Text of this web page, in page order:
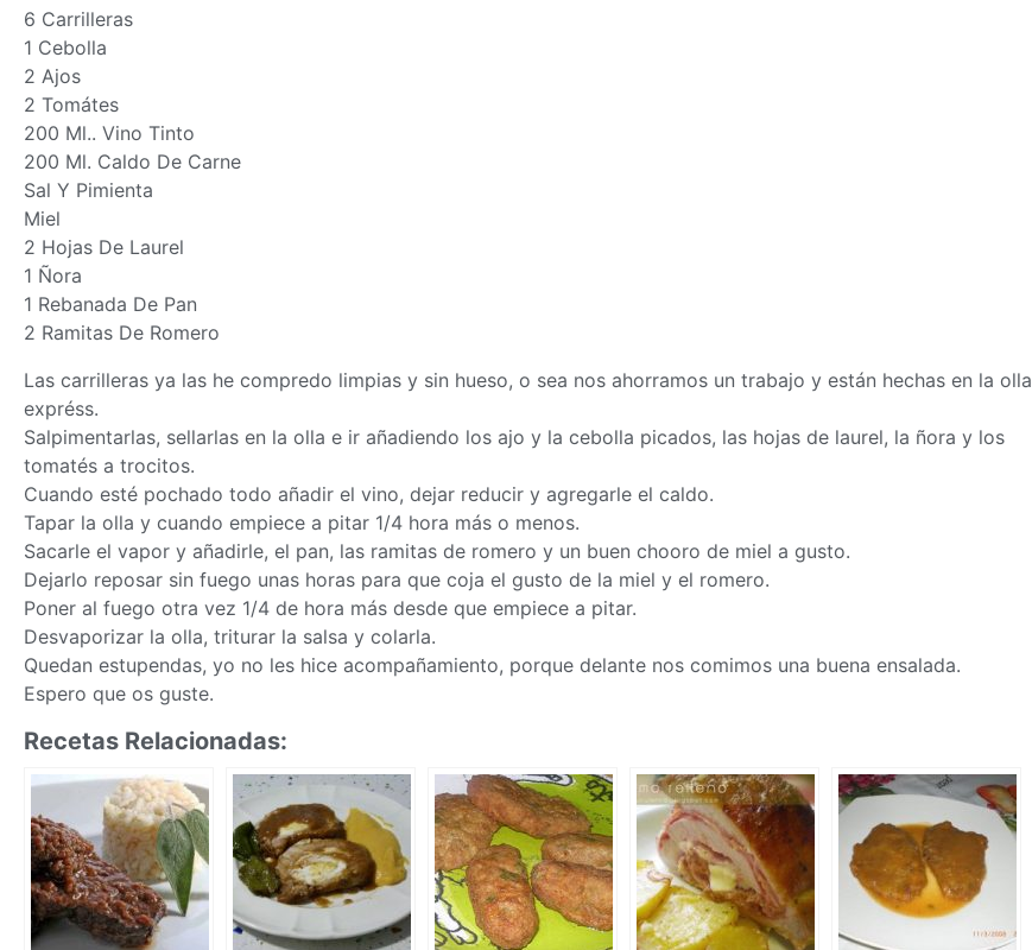
6 Carrilleras
1 Cebolla
2 Ajos
2 Tomátes
200 Ml.. Vino Tinto
200 Ml. Caldo De Carne
Sal Y Pimienta
Miel
2 Hojas De Laurel
1 Ñora
1 Rebanada De Pan
2 Ramitas De Romero
Las carrilleras ya las he compredo limpias y sin hueso, o sea nos ahorramos un trabajo y están hechas en la olla
expréss.
Salpimentarlas, sellarlas en la olla e ir añadiendo los ajo y la cebolla picados, las hojas de laurel, la ñora y los
tomatés a trocitos.
Cuando esté pochado todo añadir el vino, dejar reducir y agregarle el caldo.
Tapar la olla y cuando empiece a pitar 1/4 hora más o menos.
Sacarle el vapor y añadirle, el pan, las ramitas de romero y un buen chooro de miel a gusto.
Dejarlo reposar sin fuego unas horas para que coja el gusto de la miel y el romero.
Poner al fuego otra vez 1/4 de hora más desde que empiece a pitar.
Desvaporizar la olla, triturar la salsa y colarla.
Quedan estupendas, yo no les hice acompañamiento, porque delante nos comimos una buena ensalada.
Espero que os guste.
Recetas Relacionadas: